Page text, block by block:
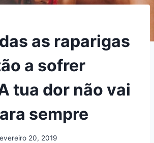
as raparigas
a sofrer
tua dor não vai
sempre
20, 2019